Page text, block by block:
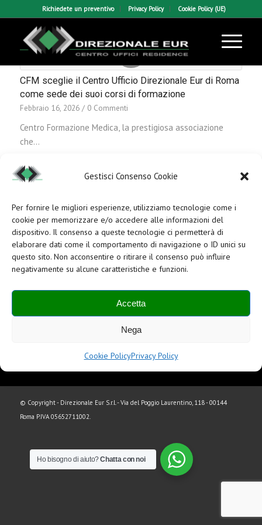
Gestisci Consenso Cookie
Per fornire le migliori esperienze, utilizziamo tecnologie come i
cookie per memorizzare e/o accedere alle informazioni del
dispositivo. Il consenso a queste tecnologie ci permetterà di
elaborare dati come il comportamento di navigazione o ID unici su
questo sito. Non acconsentire o ritirare il consenso può influire
negativamente su alcune caratteristiche e funzioni.
Accetta
Nega
Cookie PolicyPrivacy Policy
Richiedete un preventivo Privacy Policy Cookie Policy (UE)
CFM sceglie il Centro Ufficio Direzionale Eur di Roma
come sede dei suoi corsi di formazione
Febbraio 16, 2026 / 0 Commenti
Centro Formazione Medica, la prestigiosa associazione
che…
Centro Uffici e Conferenze a Roma Eur
© Copyright - Direzionale Eur S.r.l. - Via del Poggio Laurentino, 118 - 00144
Roma P.IVA 05652711002.
Ho bisogno di aiuto?Chatta con noi